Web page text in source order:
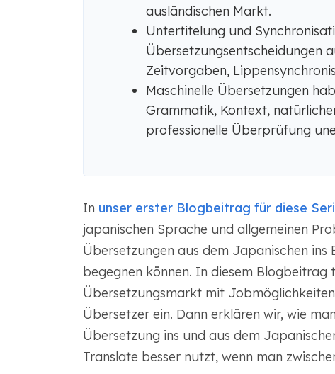
ausländischen Markt.
Untertitelung und
Übersetzungsentscheidungen
Zeitvorgaben,
Maschinelle Übersetzungen
Grammatik, Kontext,
professionelle Überprüfung
In unser erster Blogbeitrag für diese
japanischen Sprache und allgemeinen
Übersetzungen aus dem Japanischen ins
begegnen können. In diesem
Übersetzungsmarkt mit
Übersetzer ein. Dann erklären wir, wie
Übersetzung ins und aus dem
Translate besser nutzt, wenn man